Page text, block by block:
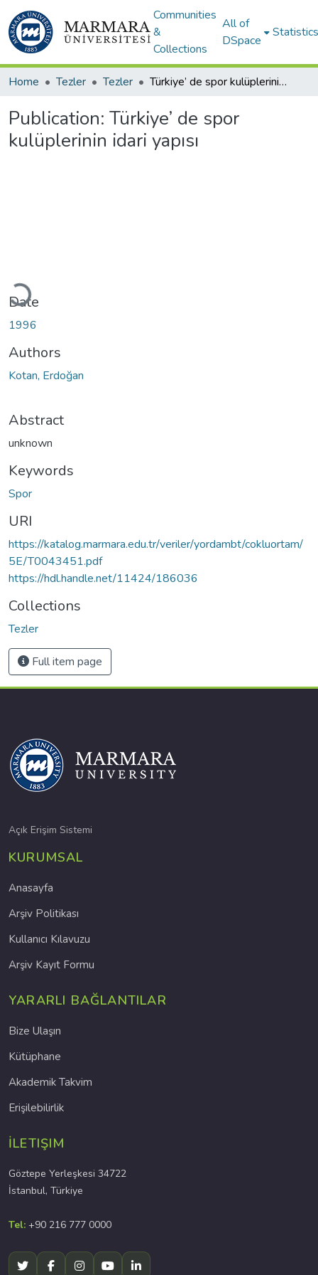
Communities
&
Collections
All of
DSpace
Statistics
Home Tezler Tezler Türkiye’ de spor kulüplerinin idari yapısı
Publication: Türkiye’ de spor
kulüplerinin idari yapısı
Date
1996
Authors
Kotan, Erdoğan
Abstract
unknown
Keywords
Spor
URI
https://katalog.marmara.edu.tr/veriler/yordambt/cokluortam/
5E/T0043451.pdf
https://hdl.handle.net/11424/186036
Collections
Tezler
Full item page
Açık Erişim Sistemi
KURUMSAL
Anasayfa
Arşiv Politikası
Kullanıcı Kılavuzu
Arşiv Kayıt Formu
YARARLI BAĞLANTILAR
Bize Ulaşın
Kütüphane
Akademik Takvim
Erişilebilirlik
İLETIŞIM
Göztepe Yerleşkesi 34722
İstanbul, Türkiye
Tel: +90 216 777 0000